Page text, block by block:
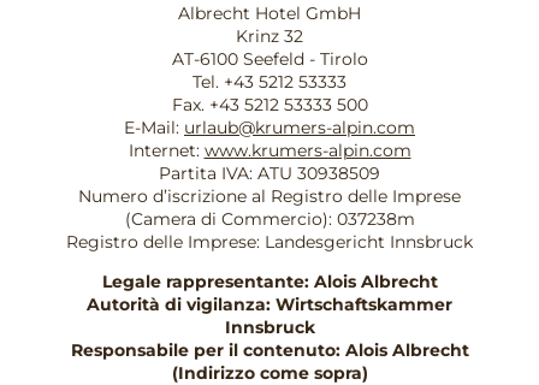
Albrecht Hotel GmbH
Krinz 32
AT-6100 Seefeld - Tirolo
Tel. +43 5212 53333
Fax. +43 5212 53333 500
E-Mail: urlaub@krumers-alpin.com
Internet: www.krumers-alpin.com
Partita IVA: ATU 30938509
Numero d’iscrizione al Registro delle Imprese
(Camera di Commercio): 037238m
Registro delle Imprese: Landesgericht Innsbruck
Legale rappresentante: Alois Albrecht
Autorità di vigilanza: Wirtschaftskammer
Innsbruck
Responsabile per il contenuto: Alois Albrecht
(Indirizzo come sopra)